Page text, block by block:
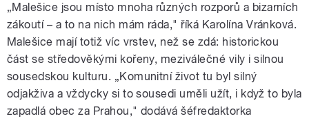
„Malešice jsou místo mnoha různých rozporů a bizarních
zákoutí – a to na nich mám ráda," říká Karolína Vránková.
Malešice mají totiž víc vrstev, než se zdá: historickou
část se středověkými kořeny, meziválečné vily i silnou
sousedskou kulturu. „Komunitní život tu byl silný
odjakživa a vždycky si to sousedi uměli užít, i když to byla
zapadlá obec za Prahou," dodává šéfredaktorka